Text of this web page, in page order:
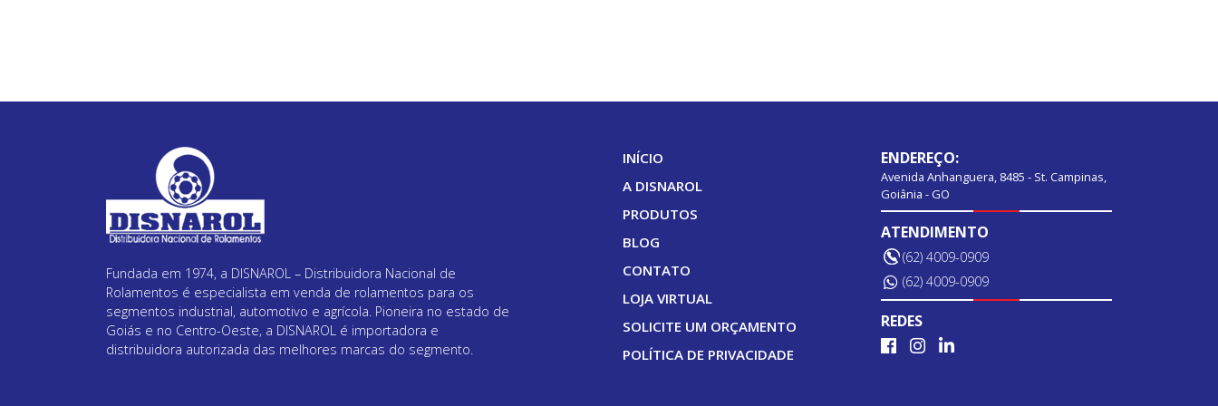
Fundada em 1974, a DISNAROL – Distribuidora Nacional de
Rolamentos é especialista em venda de rolamentos para os
segmentos industrial, automotivo e agrícola. Pioneira no estado de
Goiás e no Centro-Oeste, a DISNAROL é importadora e
distribuidora autorizada das melhores marcas do segmento.
INÍCIO
A DISNAROL
PRODUTOS
BLOG
CONTATO
LOJA VIRTUAL
SOLICITE UM ORÇAMENTO
POLÍTICA DE PRIVACIDADE
ENDEREÇO:
Avenida Anhanguera, 8485 - St. Campinas,
Goiânia - GO
ATENDIMENTO
(62) 4009-0909
(62) 4009-0909
REDES